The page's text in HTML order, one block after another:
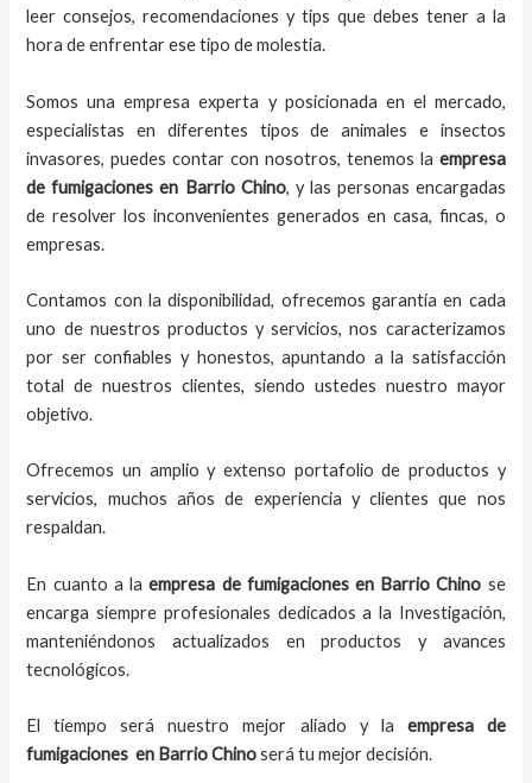
leer consejos, recomendaciones y tips que debes tener a la
hora de enfrentar ese tipo de molestia.
Somos una empresa experta y posicionada en el mercado,
especialistas en diferentes tipos de animales e insectos
invasores, puedes contar con nosotros, tenemos la empresa
de fumigaciones en Barrio Chino, y las personas encargadas
de resolver los inconvenientes generados en casa, fincas, o
empresas.
Contamos con la disponibilidad, ofrecemos garantía en cada
uno de nuestros productos y servicios, nos caracterizamos
por ser confiables y honestos, apuntando a la satisfacción
total de nuestros clientes, siendo ustedes nuestro mayor
objetivo.
Ofrecemos un amplio y extenso portafolio de productos y
servicios, muchos años de experiencia y clientes que nos
respaldan.
En cuanto a laempresa de fumigaciones en Barrio Chino se
encarga siempre profesionales dedicados a la Investigación,
manteniéndonos actualizados en productos y avances
tecnológicos.
El tiempo será nuestro mejor aliado y la empresa de
fumigaciones en Barrio Chinoserá tu mejor decisión.